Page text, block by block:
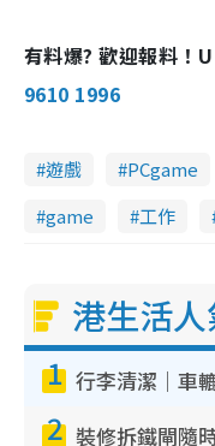
有料爆? 歡迎報料
9610 1996
遊戲 PCgame
game
工作
港生活
1
2